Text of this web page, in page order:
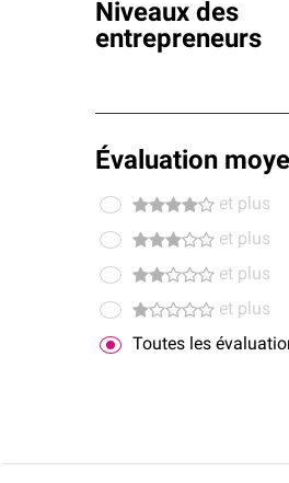
Niveaux des
entrepreneurs
Évaluation
et plus
et plus
et plus
et plus
Toutes les